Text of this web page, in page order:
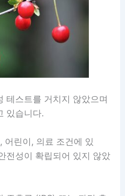
테스트를 거치지 않았으며
있습니다.
어린이, 의료 조건에 있
전성이 확립되어 있지 않았